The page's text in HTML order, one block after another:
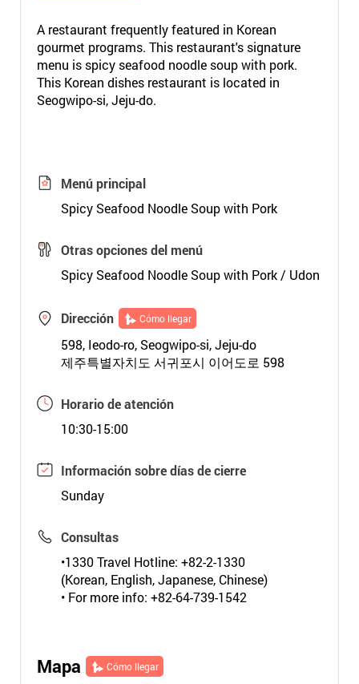
A restaurant frequently featured in Korean
gourmet programs. This restaurant's signature
menu is spicy seafood noodle soup with pork.
This Korean dishes restaurant is located in
Seogwipo-si, Jeju-do.
Menú principal
Spicy Seafood Noodle Soup with Pork
Otras opciones del menú
Spicy Seafood Noodle Soup with Pork / Udon
Dirección Cómo llegar
598, Ieodo-ro, Seogwipo-si, Jeju-do
제주특별자치도 서귀포시 이어도로 598
Horario de atención
10:30-15:00
Información sobre días de cierre
Sunday
Consultas
•1330 Travel Hotline: +82-2-1330
(Korean, English, Japanese, Chinese)
• For more info: +82-64-739-1542
Mapa Cómo llegar